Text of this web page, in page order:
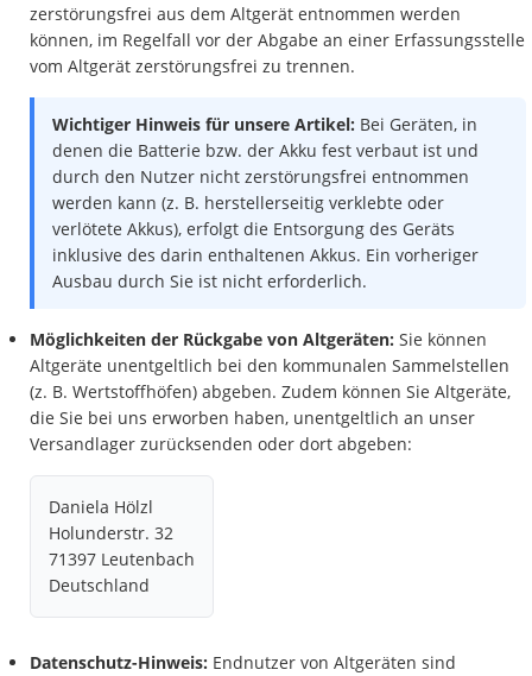
zerstörungsfrei aus dem Altgerät entnommen werden
können, im Regelfall vor der Abgabe an einer Erfassungsstelle
vom Altgerät zerstörungsfrei zu trennen.
Wichtiger Hinweis für unsere Artikel: Bei Geräten, in
denen die Batterie bzw. der Akku fest verbaut ist und
durch den Nutzer nicht zerstörungsfrei entnommen
werden kann (z. B. herstellerseitig verklebte oder
verlötete Akkus), erfolgt die Entsorgung des Geräts
inklusive des darin enthaltenen Akkus. Ein vorheriger
Ausbau durch Sie ist nicht erforderlich.
Möglichkeiten der Rückgabe von Altgeräten: Sie können
Altgeräte unentgeltlich bei den kommunalen Sammelstellen
(z. B. Wertstoffhöfen) abgeben. Zudem können Sie Altgeräte,
die Sie bei uns erworben haben, unentgeltlich an unser
Versandlager zurücksenden oder dort abgeben:
Daniela Hölzl
Holunderstr. 32
71397 Leutenbach
Deutschland
Datenschutz-Hinweis: Endnutzer von Altgeräten sind